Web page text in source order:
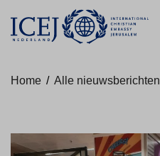
Home / Alle nieuwsberichten